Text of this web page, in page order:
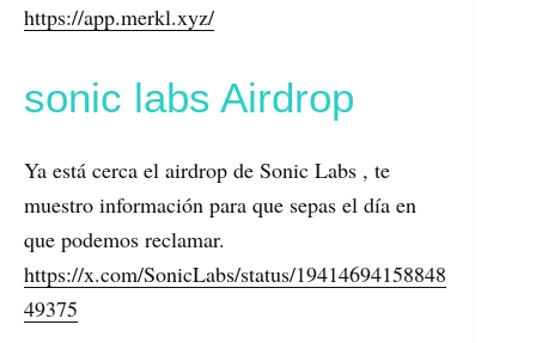
https://app.merkl.xyz/
sonic labs Airdrop
Ya está cerca el airdrop de Sonic Labs , te
muestro información para que sepas el día en
que podemos reclamar.
https://x.com/SonicLabs/status/19414694158848
49375